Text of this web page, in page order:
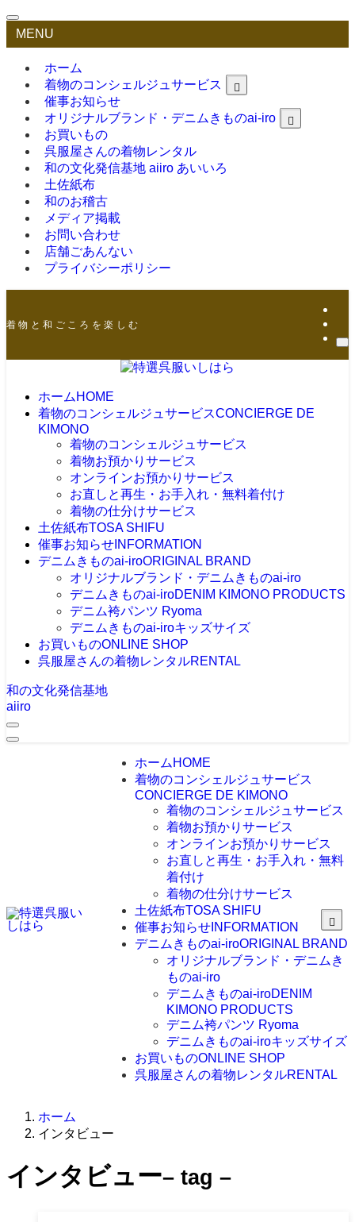
MENU
ホーム
着物のコンシェルジュサービス
催事お知らせ
オリジナルブランド・デニムきものai-iro
お買いもの
呉服屋さんの着物レンタル
和の文化発信基地 aiiro あいいろ
土佐紙布
和のお稽古
メディア掲載
お問い合わせ
店舗ごあんない
プライバシーポリシー
着 物 と 和 ご こ ろ を 楽 し む
ホーム HOME
着物のコンシェルジュサービスCONCIERGE DE
KIMONO
着物のコンシェルジュサービス
着物お預かりサービス
オンラインお預かりサービス
お直しと再生・お手入れ・無料着付け
着物の仕分けサービス
土佐紙布TOSA SHIFU
催事お知らせ INFORMATION
デニムきものai-iroORIGINAL BRAND
オリジナルブランド・デニムきものai-iro
デニムきものai-iroDENIM KIMONO PRODUCTS
デニム袴パンツ Ryoma
デニムきものai-iroキッズサイズ
お買いものONLINE SHOP
呉服屋さんの着物レンタルRENTAL
和の文化発信基地
aiiro
ホーム HOME
着物のコンシェルジュサービス
CONCIERGE DE KIMONO
着物のコンシェルジュサービス
着物お預かりサービス
オンラインお預かりサービス
お直しと再生・お手入れ・無料
着付け
着物の仕分けサービス
土佐紙布TOSA SHIFU
催事お知らせINFORMATION
デニムきものai-iroORIGINAL BRAND
オリジナルブランド・デニムき
ものai-iro
デニムきものai-iroDENIM
KIMONO PRODUCTS
デニム袴パンツ Ryoma
デニムきものai-iroキッズサイズ
お買いものONLINE SHOP
呉服屋さんの着物レンタルRENTAL
ホーム
インタビュー
インタビュー– tag –